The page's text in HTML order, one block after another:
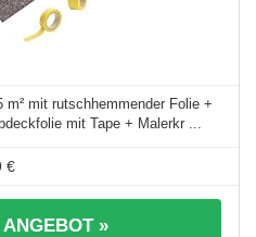
mit rutschhemmender Folie +
mit Tape + Malerkr ...
€
»